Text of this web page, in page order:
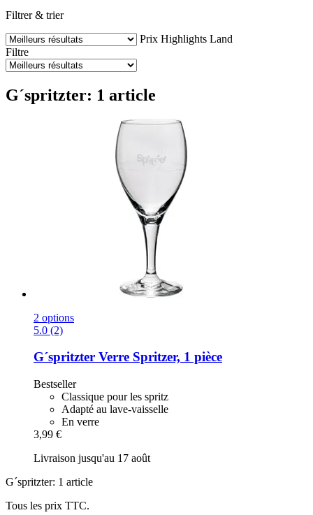
Filtrer & trier
Prix Highlights Land
Filtre
G´spritzter: 1 article
2 options
5.0 (2)
G´spritzter Verre Spritzer, 1 pièce
Bestseller
Classique pour les spritz
Adapté au lave-vaisselle
En verre
3,99 €
Livraison jusqu'au 17 août
G´spritzter: 1 article
Tous les prix TTC.